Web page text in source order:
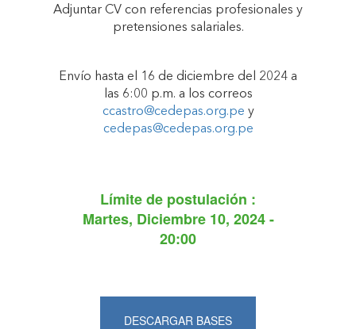
Adjuntar CV con referencias profesionales y
pretensiones salariales.
Envío hasta el 16 de diciembre del 2024 a
las 6:00 p.m. a los correos
ccastro@cedepas.org.pe y
cedepas@cedepas.org.pe
Límite de postulación :
Martes, Diciembre 10, 2024 -
20:00
DESCARGAR BASES